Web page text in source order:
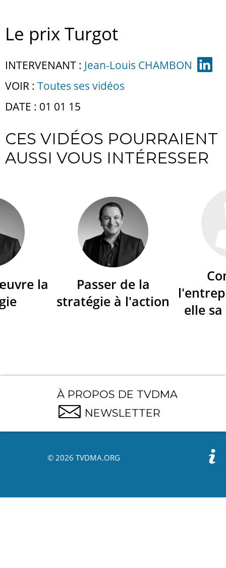
Le prix Turgot
INTERVENANT : Jean-Louis CHAMBON
VOIR : Toutes ses vidéos
DATE : 01 01 15
CES VIDÉOS POURRAIENT
AUSSI VOUS INTÉRESSER
la
Passer de la
stratégie à l'action
elle
À PROPOS DE TVDMA
NEWSLETTER
© 2026 TVDMA.ORG